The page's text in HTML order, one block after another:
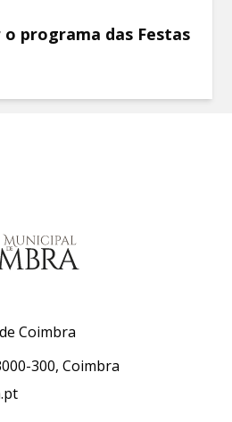
o programa das Festas
Coimbra
300, Coimbra